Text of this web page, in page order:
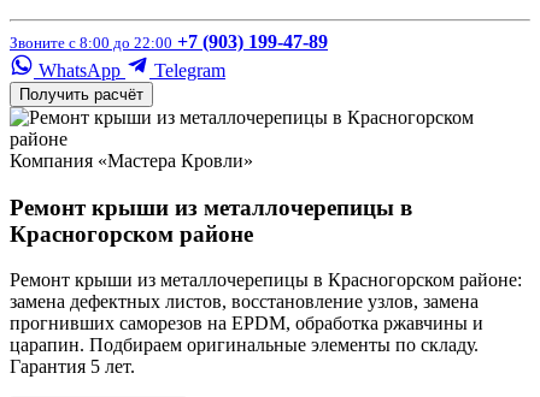
Звоните с 8:00 до 22:00 +7 (903) 199-47-89
WhatsApp
Telegram
Получить расчёт
Компания «Мастера Кровли»
Ремонт крыши из металлочерепицы в
Красногорском районе
Ремонт крыши из металлочерепицы в Красногорском районе:
замена дефектных листов, восстановление узлов, замена
прогнивших саморезов на EPDM, обработка ржавчины и
царапин. Подбираем оригинальные элементы по складу.
Гарантия 5 лет.